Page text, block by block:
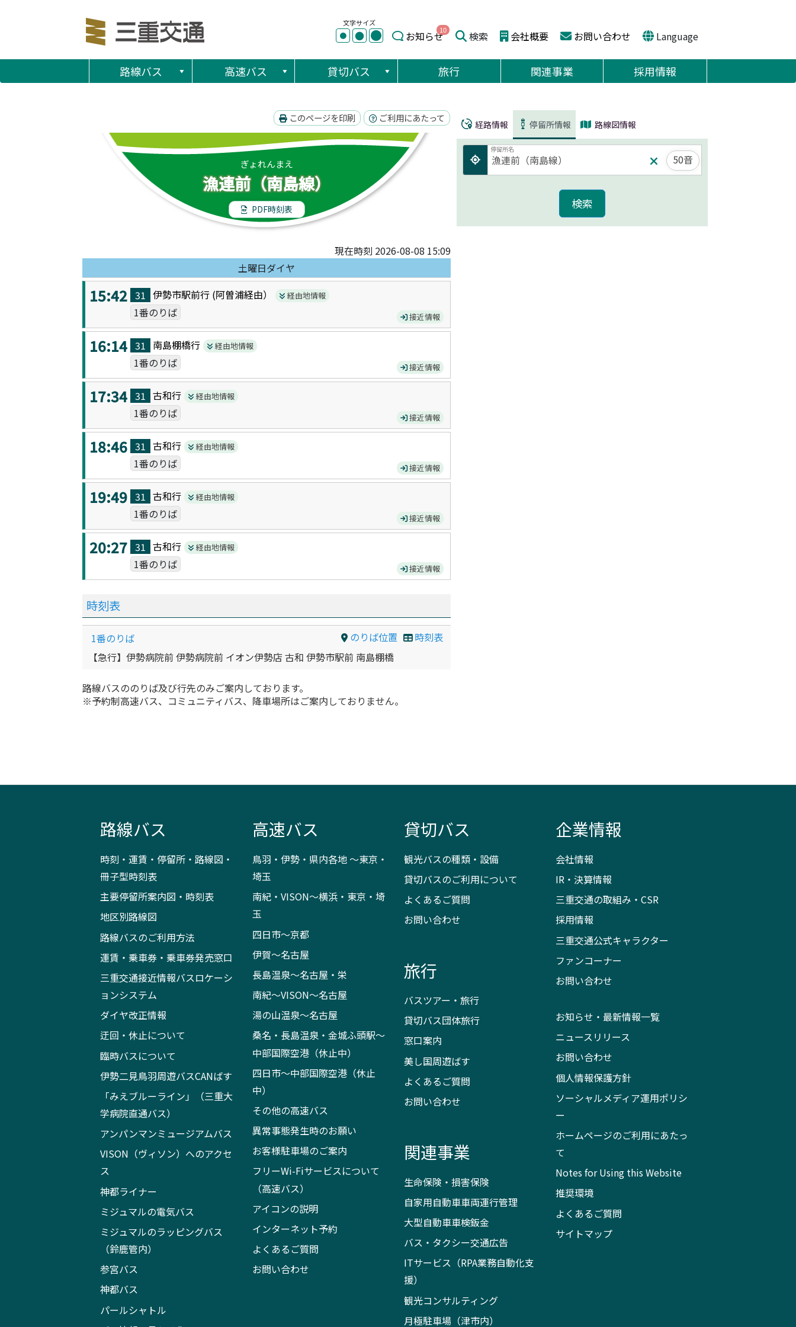
文字サイズ
● ● ● お知らせ10 検索 会社概要 お問い合わせ Language
路線バス 高速バス 貸切バス 旅行 関連事業 採用情報
このページを印刷 ご利用にあたって
ぎょれんまえ
漁連前（南島線）
PDF時刻表
現在時刻 2026-08-08 15:09
土曜日ダイヤ
15:42 31 伊勢市駅前行 (阿曽浦経由） 経由地情報
1番のりば 接近情報
16:14 31 南島棚橋行 経由地情報
1番のりば 接近情報
17:34 31 古和行 経由地情報
1番のりば 接近情報
18:46 31 古和行 経由地情報
1番のりば 接近情報
19:49 31 古和行 経由地情報
1番のりば 接近情報
20:27 31 古和行 経由地情報
1番のりば 接近情報
時刻表
のりば位置 時刻表
1番のりば
【急行】伊勢病院前 伊勢病院前 イオン伊勢店 古和 伊勢市駅前 南島棚橋
路線バスののりば及び行先のみご案内しております。
※予約制高速バス、コミュニティバス、降車場所はご案内しておりません。
経路情報 停留所情報 路線図情報
停留所名
50音
路線バス
時刻・運賃・停留所・路線図・
冊子型時刻表
主要停留所案内図・時刻表
地区別路線図
路線バスのご利用方法
運賃・乗車券・乗車券発売窓口
三重交通接近情報バスロケーシ
ョンシステム
ダイヤ改正情報
迂回・休止について
臨時バスについて
伊勢二見鳥羽周遊バスCANばす
「みえブルーライン」（三重大
学病院直通バス）
アンパンマンミュージアムバス
VISON（ヴィソン）へのアクセ
ス
神都ライナー
ミジュマルの電気バス
ミジュマルのラッピングバス
（鈴鹿管内）
参宮バス
神都バス
パールシャトル
高速バス
鳥羽・伊勢・県内各地 ～東京・
埼玉
南紀・VISON～横浜・東京・埼
玉
四日市～京都
伊賀～名古屋
長島温泉～名古屋・栄
南紀～VISON～名古屋
湯の山温泉～名古屋
桑名・長島温泉・金城ふ頭駅～
中部国際空港（休止中）
四日市～中部国際空港（休止
中）
その他の高速バス
異常事態発生時のお願い
お客様駐車場のご案内
フリーWi-Fiサービスについて
（高速バス）
アイコンの説明
インターネット予約
よくあるご質問
お問い合わせ
貸切バス
観光バスの種類・設備
貸切バスのご利用について
よくあるご質問
お問い合わせ
旅行
バスツアー・旅行
貸切バス団体旅行
窓口案内
美し国周遊ばす
よくあるご質問
お問い合わせ
関連事業
生命保険・損害保険
自家用自動車車両運行管理
大型自動車車検鈑金
バス・タクシー交通広告
ITサービス（RPA業務自動化支
援）
観光コンサルティング
月極駐車場（津市内）
企業情報
会社情報
IR・決算情報
三重交通の取組み・CSR
採用情報
三重交通公式キャラクター
ファンコーナー
お問い合わせ
お知らせ・最新情報一覧
ニュースリリース
お問い合わせ
個人情報保護方針
ソーシャルメディア運用ポリシ
ー
ホームページのご利用にあたっ
て
Notes for Using this Website
推奨環境
よくあるご質問
サイトマップ